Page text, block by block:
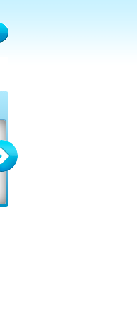
Италия
вопросов: 3575
ответов: 3908